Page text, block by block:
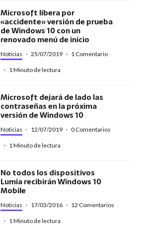
Microsoft libera por
«accidente» versión de prueba
de Windows 10 con un
renovado menú de inicio
Noticias · 25/07/2019 · 1 Comentario
· 1 Minuto de lectura
Microsoft dejará de lado las
contraseñas en la próxima
versión de Windows 10
Noticias · 12/07/2019 · 0 Comentarios
· 1 Minuto de lectura
No todos los dispositivos
Lumia recibirán Windows 10
Mobile
Noticias · 17/03/2016 · 12 Comentarios
· 1 Minuto de lectura